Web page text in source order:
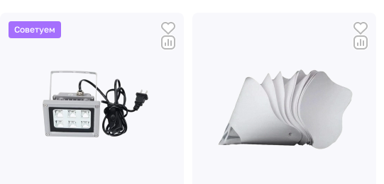
Советуем